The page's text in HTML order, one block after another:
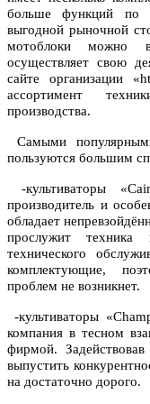
больше функций по
выгодной рыночной
мотоблоки можно
осуществляет свою
сайте организации
ассортимент
производства.
Самыми
пользуются большим
-культиваторы
производитель и
обладает
прослужит техника
технического
комплектующие,
проблем не возникнет.
-культиваторы
компания в тесном
фирмой.
выпустить
на достаточно дорого.